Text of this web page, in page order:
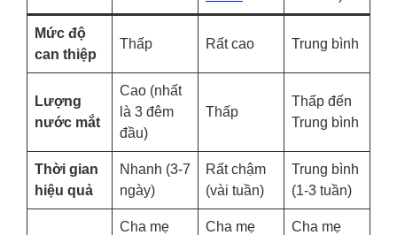
Mức độ
can thiệp
Thấp Rất cao Trung bình
Lượng
nước mắt
Cao (nhất
là 3 đêm
đầu)
Thấp
Thấp đến
Trung bình
Thời gian
hiệu quả
Nhanh (3-7
ngày)
Rất chậm
(vài tuần)
Trung bình
(1-3 tuần)
Cha mẹ
Cha mẹ
Cha mẹ